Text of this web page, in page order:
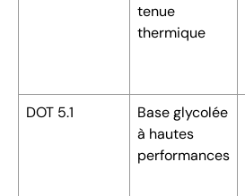
tenue
thermique
DOT 5.1
Base glycolée
à hautes
performances